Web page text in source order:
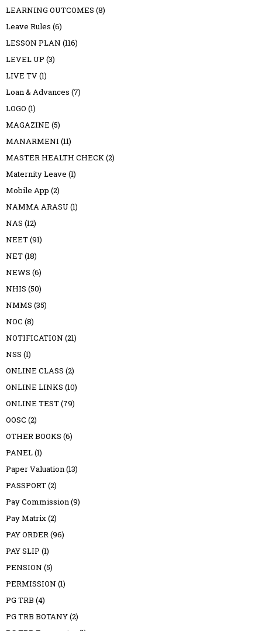
LEARNING OUTCOMES (8)
Leave Rules (6)
LESSON PLAN (116)
LEVEL UP (3)
LIVE TV(1)
Loan & Advances (7)
LOGO (1)
MAGAZINE (5)
MANARMENI (11)
MASTER HEALTH CHECK(2)
Maternity Leave (1)
Mobile App (2)
NAMMA ARASU (1)
NAS (12)
NEET(91)
NET(18)
NEWS (6)
NHIS (50)
NMMS (35)
NOC (8)
NOTIFICATION (21)
NSS (1)
ONLINE CLASS (2)
ONLINE LINKS (10)
ONLINE TEST(79)
OOSC (2)
OTHER BOOKS (6)
PANEL(1)
Paper Valuation(13)
PASSPORT(2)
Pay Commission(9)
Pay Matrix(2)
PAY ORDER(96)
PAY SLIP (1)
PENSION (5)
PERMISSION (1)
PG TRB (4)
PG TRB BOTANY(2)